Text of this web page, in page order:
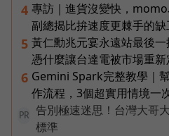
4 專訪｜進貨沒變快，
副總揭比拚速度更棘手的缺
5 黃仁勳兆元宴永遠站最後
憑什麼讓台達電被市場重新
6 Gemini Spark完整教學｜
作流程，3個超實用情境一
PR
告別極速迷思！台灣大哥
標準